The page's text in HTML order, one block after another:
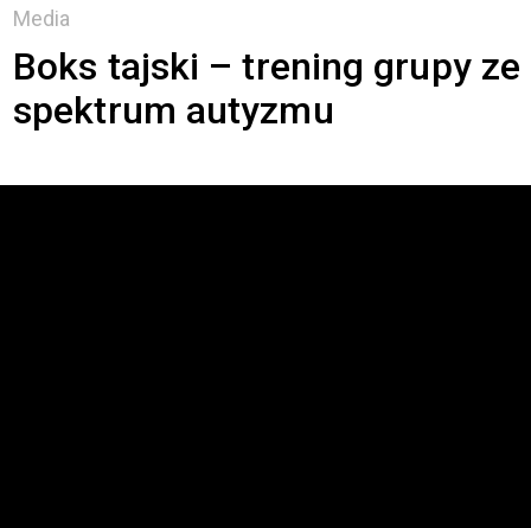
Media
Boks tajski – trening grupy ze
spektrum autyzmu